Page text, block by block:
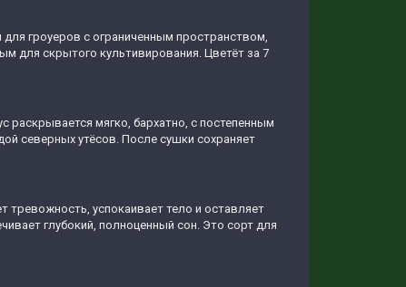
гроуеров с ограниченным пространством,
для скрытого культивирования. Цветёт за 7
раскрывается мягко, бархатно, с постепенным
северных утёсов. После сушки сохраняет
успокаивает тело и оставляет
глубокий, полноценный сон. Это сорт для